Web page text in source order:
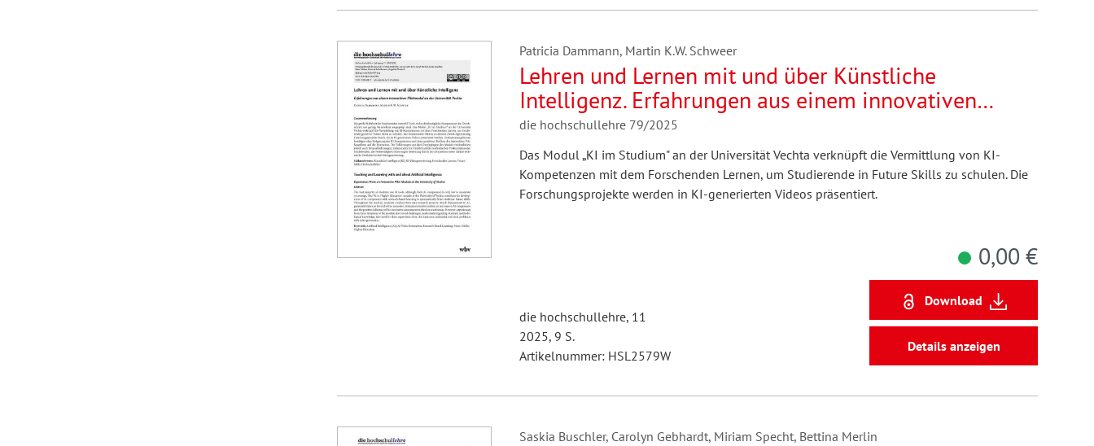
Patricia Dammann, Martin K.W. Schweer
Lehren und Lernen mit und über Künstliche
Intelligenz. Erfahrungen aus einem innovativen
Pilotmodul an der Universität Vechta
die hochschullehre 79/2025
Das Modul „KI im Studium" an der Universität Vechta verknüpft die Vermittlung von KI-
Kompetenzen mit dem Forschenden Lernen, um Studierende in Future Skills zu schulen. Die
Forschungsprojekte werden in KI-generierten Videos präsentiert.
die hochschullehre, 11
2025, 9 S.
Artikelnummer: HSL2579W
0,00 €
Download
Details anzeigen
Saskia Buschler, Carolyn Gebhardt, Miriam Specht, Bettina Merlin